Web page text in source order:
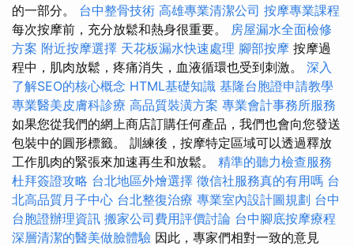
的一部分。 台中整骨技術 高雄專業清潔公司 按摩專業課程
每次按摩前，充分放鬆和熱身很重要。 房屋漏水全面檢修
方案 附近按摩選擇 天花板漏水快速處理 腳部按摩 按摩過
程中，肌肉放鬆，疼痛消失，血液循環也受到刺激。 深入
了解SEO的核心概念 HTML基礎知識 基隆台胞證申請教學
專業醫美皮膚科診療 高品質裝潢方案 專業會計事務所服務
如果您從我們的網上商店訂購任何產品，我們也會向您發送
包裝中的圓形標籤。 訓練後，按摩特定區域可以透過釋放
工作肌肉的緊張來加速再生和放鬆。 精準的聽力檢查服務
杜拜簽證攻略 台北地區外燴選擇 徵信社服務真的有用嗎 台
北高品質月子中心 台北整復治療 專業室內設計圖規劃 台中
台胞證辦理資訊 搬家公司費用評價討論 台中腳底按摩療程
深層清潔的醫美做臉體驗 因此，專家們相對一致的意見